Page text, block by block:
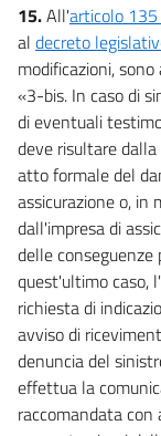
15.All'articolo 135
al decreto
modificazioni,
«3-bis. In caso di
di eventuali
deve risultare
atto formale del
assicurazione o, in
dall'impresa di
delle conseguenze
quest'ultimo caso,
richiesta di
avviso di
denuncia del
effettua la
raccomandata